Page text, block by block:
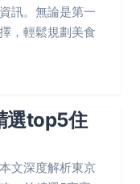
訊。無論是第一
，輕鬆規劃美食
選top5住
文深度解析東京